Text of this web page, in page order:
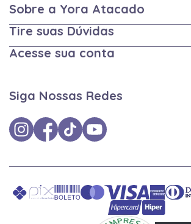
Sobre a Yora Atacado
Tire suas Dúvidas
Acesse sua conta
Siga Nossas Redes